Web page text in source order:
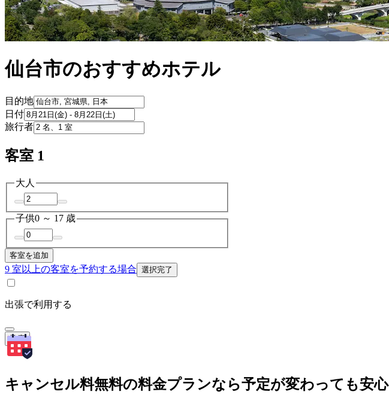
仙台市のおすすめホテル
目的地
日付
旅行者
客室 1
大人
子供0 ～ 17 歳
客室を追加
9 室以上の客室を予約する場合 選択完了
出張で利用する
検索
キャンセル料無料の料金プランなら予定が変わっても安心